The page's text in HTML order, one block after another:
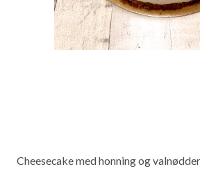
Cheesecake med honning og